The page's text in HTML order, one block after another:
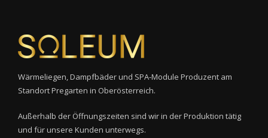
Wärmeliegen, Dampfbäder und SPA-Module Produzent am
Standort Pregarten in Oberösterreich.
Außerhalb der Öffnungszeiten sind wir in der Produktion tätig
und für unsere Kunden unterwegs.